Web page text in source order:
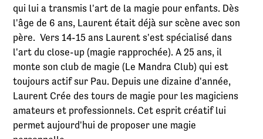
qui lui a transmis l'art de la magie pour enfants. Dès
l'âge de 6 ans, Laurent était déjà sur scène avec son
père. Vers 14-15 ans Laurent s'est spécialisé dans
l'art du close-up (magie rapprochée). A 25 ans, il
monte son club de magie (Le Mandra Club) qui est
toujours actif sur Pau. Depuis une dizaine d'année,
Laurent Crée des tours de magie pour les magiciens
amateurs et professionnels. Cet esprit créatif lui
permet aujourd'hui de proposer une magie